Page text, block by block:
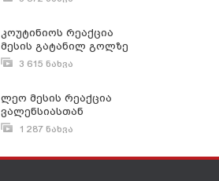
კოუტინიოს რეაქცია
მესის გატანილ გოლზე
3 615 ნახვა
ლეო მესის რეაქცია
ვალენსიასთან
გაუქმებულ გოლზე.
1 287 ნახვა